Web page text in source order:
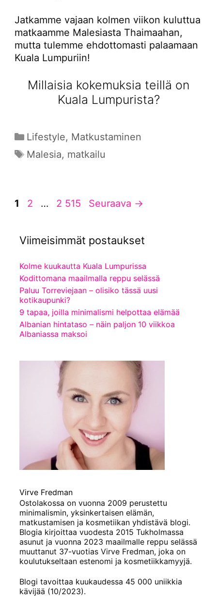
Jatkamme vajaan kolmen viikon kuluttua
matkaamme Malesiasta Thaimaahan,
mutta tulemme ehdottomasti palaamaan
Kuala Lumpuriin!
Millaisia kokemuksia teillä on
Kuala Lumpurista?
Kategoriat
Lifestyle, Matkustaminen
Avainsanat
Malesia, matkailu
Sivu
1 Sivu
2 … Sivu
2 515 Seuraava →
Viimeisimmät postaukset
Kolme kuukautta Kuala Lumpurissa
Kodittomana maailmalla reppu selässä
Paluu Torreviejaan – olisiko tässä uusi
kotikaupunki?
9 tapaa, joilla minimalismi helpottaa elämää
Albanian hintataso – näin paljon 10 viikkoa
Albaniassa maksoi
Virve Fredman
Ostolakossa on vuonna 2009 perustettu
minimalismin, yksinkertaisen elämän,
matkustamisen ja kosmetiikan yhdistävä blogi.
Blogia kirjoittaa vuodesta 2015 Tukholmassa
asunut ja vuonna 2023 maailmalle reppu selässä
muuttanut 37-vuotias Virve Fredman, joka on
koulutukseltaan estenomi ja kosmetiikkamyyjä.
Blogi tavoittaa kuukaudessa 45 000 uniikkia
kävijää (10/2023).